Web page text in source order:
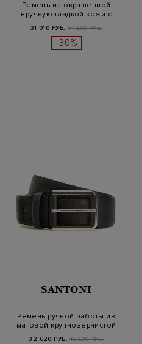
Ремень из окрашенной
вручную гладкой кожи с
патиной
31 010 РУБ. 44 300 РУБ.
-30%
SANTONI
Ремень ручной работы из
матовой крупнозернистой
кожи
32 620 РУБ. 46 600 РУБ.